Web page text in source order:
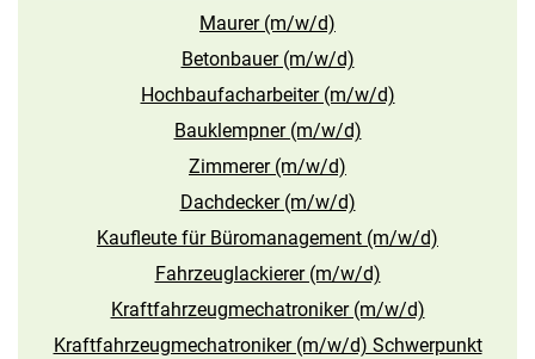
Maurer (m/w/d)
Betonbauer (m/w/d)
Hochbaufacharbeiter (m/w/d)
Bauklempner (m/w/d)
Zimmerer (m/w/d)
Dachdecker (m/w/d)
Kaufleute für Büromanagement (m/w/d)
Fahrzeuglackierer (m/w/d)
Kraftfahrzeugmechatroniker (m/w/d)
Kraftfahrzeugmechatroniker (m/w/d) Schwerpunkt